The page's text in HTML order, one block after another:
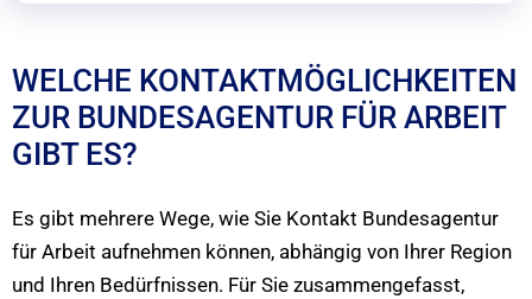
WELCHE KONTAKTMÖGLICHKEITEN
ZUR BUNDESAGENTUR FÜR ARBEIT
GIBT ES?
Es gibt mehrere Wege, wie Sie Kontakt Bundesagentur
für Arbeit aufnehmen können, abhängig von Ihrer Region
und Ihren Bedürfnissen. Für Sie zusammengefasst,